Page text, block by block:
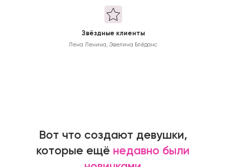
Звёздные клиенты
Лена Ленина, Эвелина Блёданс
Вот что создают девушки,
которые ещё недавно были